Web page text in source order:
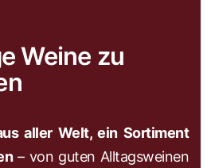
Weine zu
aller Welt, ein Sortiment
– von guten Alltagsweinen